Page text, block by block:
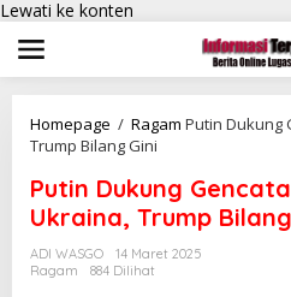
Lewati ke konten
Homepage / Ragam Putin Dukung
Trump Bilang Gini
Putin Dukung
Ukraina, Trump
ADI WASGO
14 Maret 2025
Ragam
884 Dilihat